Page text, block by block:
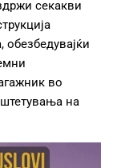
секакви
во
на